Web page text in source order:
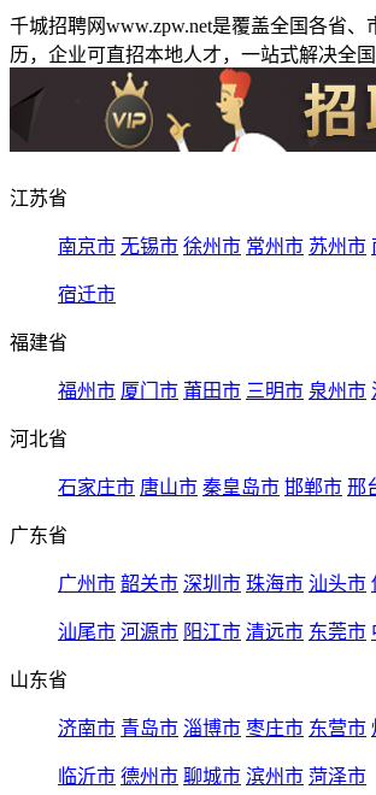
千城招聘网www.zpw.net是覆盖全国各省
历，企业可直招本地人才，一站式解决全
江苏省
南京市 无锡市 徐州市 常州市 苏州市
宿迁市
福建省
福州市 厦门市 莆田市 三明市 泉州市
河北省
石家庄市 唐山市 秦皇岛市 邯郸市 邢
广东省
广州市 韶关市 深圳市 珠海市 汕头市
汕尾市 河源市 阳江市 清远市 东莞市
山东省
济南市 青岛市 淄博市 枣庄市 东营市
临沂市 德州市 聊城市 滨州市 菏泽市